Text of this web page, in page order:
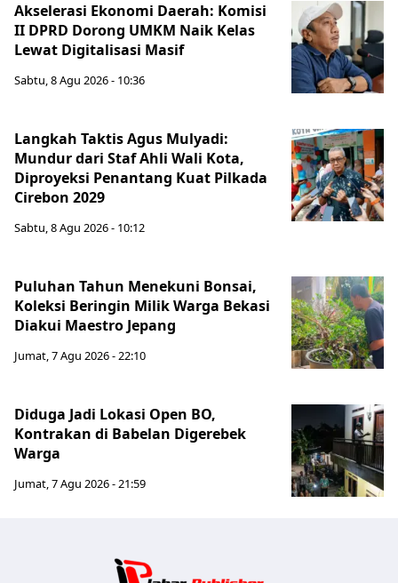
Akselerasi Ekonomi Daerah: Komisi
II DPRD Dorong UMKM Naik Kelas
Lewat Digitalisasi Masif
Sabtu, 8 Agu 2026 - 10:36
Langkah Taktis Agus Mulyadi:
Mundur dari Staf Ahli Wali Kota,
Diproyeksi Penantang Kuat Pilkada
Cirebon 2029
Sabtu, 8 Agu 2026 - 10:12
Puluhan Tahun Menekuni Bonsai,
Koleksi Beringin Milik Warga Bekasi
Diakui Maestro Jepang
Jumat, 7 Agu 2026 - 22:10
Diduga Jadi Lokasi Open BO,
Kontrakan di Babelan Digerebek
Warga
Jumat, 7 Agu 2026 - 21:59